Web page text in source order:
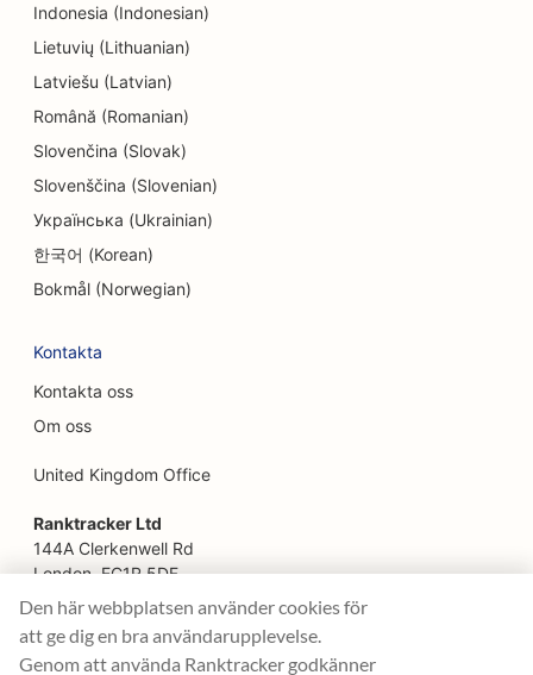
SEO för Escape Rooms
EO för etniska restauranger
SEO för restauranger från jord till bord
SEO för Facelift-tjänster
SEO för snabbmatsrestauranger
SEO för blomsterhandlare
SEO för restauranger med god mat
SEO för finansiella tjänster
SEO för franska konditorier
SEO för food trucks
SEO för butiker med frusen yoghurt
Indonesia (Indonesian)
Lietuvių (Lithuanian)
Latviešu (Latvian)
Română (Romanian)
Slovenčina (Slovak)
Slovenščina (Slovenian)
Українська (Ukrainian)
한국어 (Korean)
Bokmål (Norwegian)
Kontakta
Kontakta oss
Om oss
United Kingdom Office
Ranktracker Ltd
144A Clerkenwell Rd
London, EC1R 5DF
Company No: 08820809
felix@ranktracker.com
Den här webbplatsen använder cookies för
att ge dig en bra användarupplevelse.
Genom att använda Ranktracker godkänner